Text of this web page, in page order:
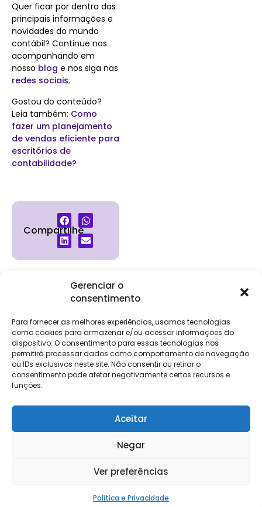
Gerenciar o
consentimento
Para fornecer as melhores experiências, usamos tecnologias
como cookies para armazenar e/ou acessar informações do
dispositivo. O consentimento para essas tecnologias nos
permitirá processar dados como comportamento de navegação
ou IDs exclusivos neste site. Não consentir ou retirar o
consentimento pode afetar negativamente certos recursos e
funções.
Aceitar
Negar
Ver preferências
Política e Privacidade
Quer ficar por dentro das
principais informações e
novidades do mundo
contábil? Continue nos
acompanhando em
nosso blog e nos siga nas
redes sociais.
Gostou do conteúdo?
Leia também: Como
fazer um planejamento
de vendas eficiente para
escritórios de
contabilidade?
Compartilhe
Institucional
Trabalhe
Conosco
Contato
Relatório de
Salarial
Clientes
Login
Eventos
Contábeis
Holos
NG Essence
Soluções
DP e RH
NG Folha
eKeep
FisCo
Keevo Software | CNPJ: 14.766.429/0001-07
Rua Rio de Janeiro, 1462 – Lourdes, Belo Horizonte – MG, 30160-042